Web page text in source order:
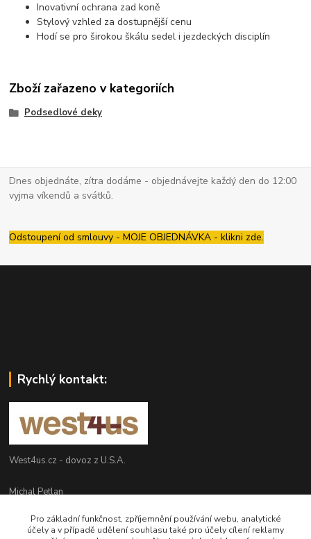
Inovativní ochrana zad koně
Stylový vzhled za dostupnější cenu
Hodí se pro širokou škálu sedel i jezdeckých disciplín
Zboží zařazeno v kategoriích
Podsedlové deky
Dnes objednáte, zítra dodáme - objednávejte každý den do 12:00
vyjma víkendů a svátků.
Odstoupení od smlouvy - MOJE OBJEDNÁVKA - klikni zde.
Rychlý kontakt:
West4us.cz - dovoz z U.S.A.
Michal Petlan
(Po-Pá, 9-16h)
Pro základní funkčnost, zpříjemnění používání webu, analytické
účely a v případě udělení souhlasu také pro účely cílení reklamy